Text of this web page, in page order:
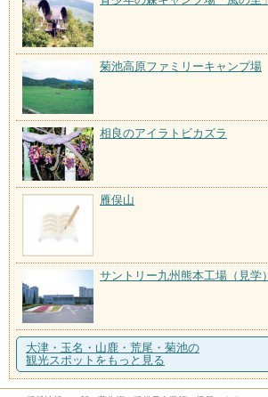
菊池高原ファミリーキャンプ場
相良のアイラトビカズラ
雁俣山
サントリー九州熊本工場（見学）
大津・玉名・山鹿・荒尾・菊池の
観光スポットをもっと見る